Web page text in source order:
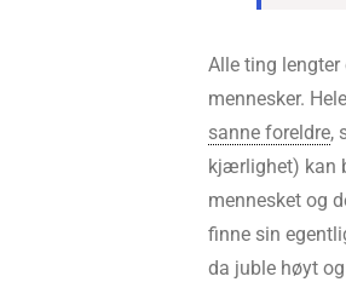
Alle ting
mennesker.
sanne foreldre,
kjærlighet) kan
mennesket og
finne sin
da juble høyt